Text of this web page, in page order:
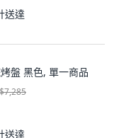
送達
盤 黑色, 單一商品
$7,285
送達